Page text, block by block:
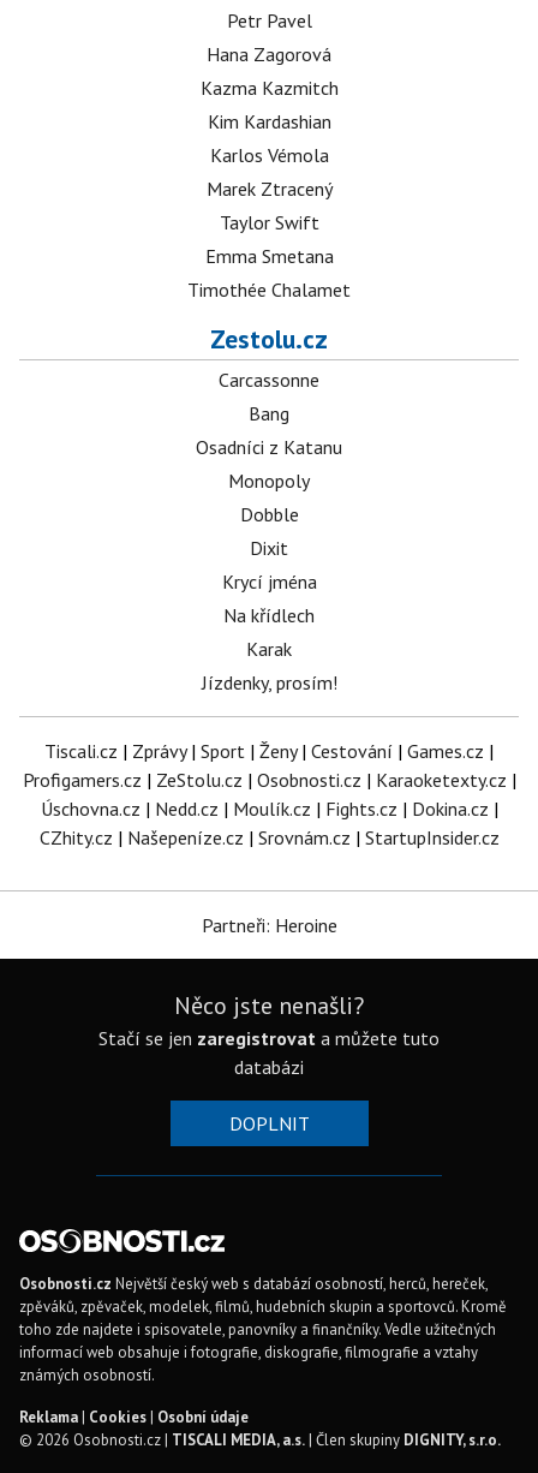
Petr Pavel
Hana Zagorová
Kazma Kazmitch
Kim Kardashian
Karlos Vémola
Marek Ztracený
Taylor Swift
Emma Smetana
Timothée Chalamet
Zestolu.cz
Carcassonne
Bang
Osadníci z Katanu
Monopoly
Dobble
Dixit
Krycí jména
Na křídlech
Karak
Jízdenky, prosím!
Tiscali.cz | Zprávy| Sport | Ženy| Cestování | Games.cz |
Profigamers.cz | ZeStolu.cz | Osobnosti.cz | Karaoketexty.cz |
Úschovna.cz | Nedd.cz | Moulík.cz | Fights.cz | Dokina.cz |
CZhity.cz | Našepeníze.cz | Srovnám.cz | StartupInsider.cz
Partneři: Heroine
Něco jste nenašli?
Stačí se jen zaregistrovat a můžete tuto
databázi
DOPLNIT
Osobnosti.cz Největší český web s databází osobností, herců, hereček,
zpěváků, zpěvaček, modelek, filmů, hudebních skupin a sportovců. Kromě
toho zde najdete i spisovatele, panovníky a finančníky. Vedle užitečných
informací web obsahuje i fotografie, diskografie, filmografie a vztahy
známých osobností.
Reklama| Cookies| Osobní údaje
© 2026 Osobnosti.cz | TISCALI MEDIA, a.s.| Člen skupiny DIGNITY, s.r.o.